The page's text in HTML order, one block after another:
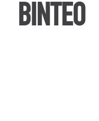
ΒΙΝΤΕΟ